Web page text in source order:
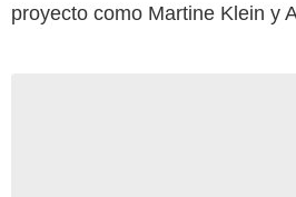
proyecto como Martine Klein y